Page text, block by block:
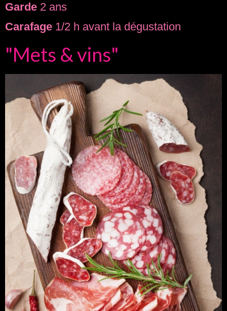
Garde 2 ans
Carafage 1/2 h avant la dégustation
"Mets & vins"